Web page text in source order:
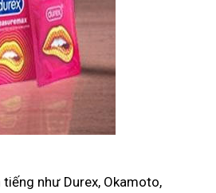
như Durex, Okamoto,